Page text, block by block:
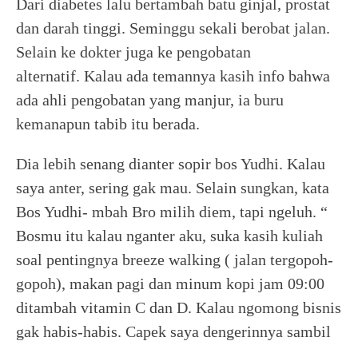
Dari diabetes lalu bertambah batu ginjal, prostat
dan darah tinggi. Seminggu sekali berobat jalan.
Selain ke dokter juga ke pengobatan
alternatif. Kalau ada temannya kasih info bahwa
ada ahli pengobatan yang manjur, ia buru
kemanapun tabib itu berada.
Dia lebih senang dianter sopir bos Yudhi. Kalau
saya anter, sering gak mau. Selain sungkan, kata
Bos Yudhi- mbah Bro milih diem, tapi ngeluh. “
Bosmu itu kalau nganter aku, suka kasih kuliah
soal pentingnya breeze walking ( jalan tergopoh-
gopoh), makan pagi dan minum kopi jam 09:00
ditambah vitamin C dan D. Kalau ngomong bisnis
gak habis-habis. Capek saya dengerinnya sambil